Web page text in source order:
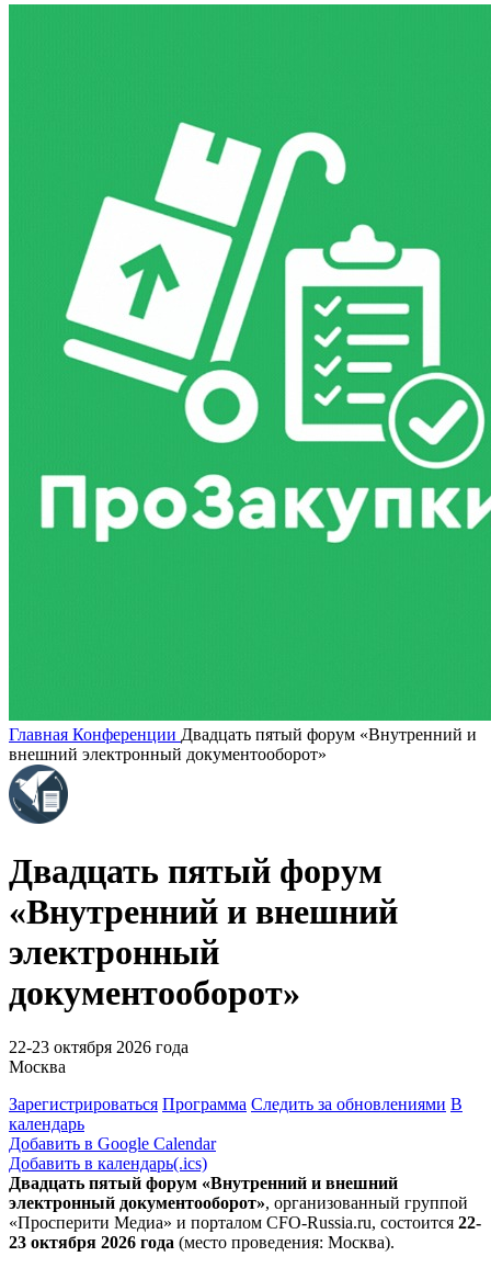
Главная Конференции Двадцать пятый форум «Внутренний и
внешний электронный документооборот»
Двадцать пятый форум
«Внутренний и внешний
электронный
документооборот»
22-23 октября 2026 года
Москва
Зарегистрироваться Программа Следить за обновлениями В
календарь
Добавить в Google Calendar
Добавить в календарь(.ics)
Двадцать пятый форум «Внутренний и внешний
электронный документооборот», организованный группой
«Просперити Медиа» и порталом CFO-Russia.ru, состоится 22-
23 октября 2026 года (место проведения: Москва).